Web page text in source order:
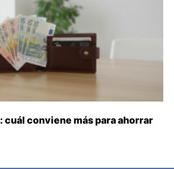
cuál conviene más para ahorrar